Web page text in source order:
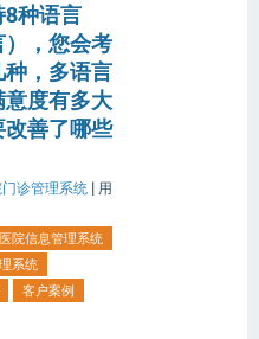
8种语言
），您会考
种，多语言
意度有多大
善了哪些
门诊管理系统
用
院信息管理系统
系统
客户案例